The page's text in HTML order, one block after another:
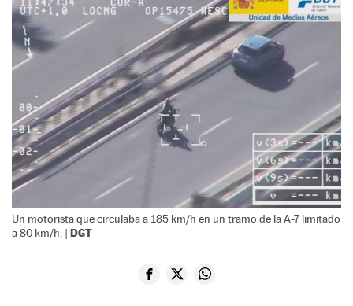
Un motorista que circulaba a 185 km/h en un tramo de la A-7 limitado
a 80 km/h. | DGT